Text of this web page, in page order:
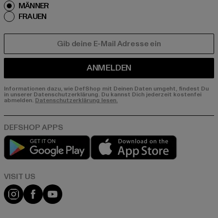
MÄNNER
FRAUEN
ANMELDEN
Informationen dazu, wie DefShop mit Deinen Daten umgeht, findest Du
in unserer Datenschutzerklärung. Du kannst Dich jederzeit kostenfei
abmelden. Datenschutzerklärung lesen.
Play market
Visit our Instagram page:
Visit our Facebook page:
Visit our YouTube channel: